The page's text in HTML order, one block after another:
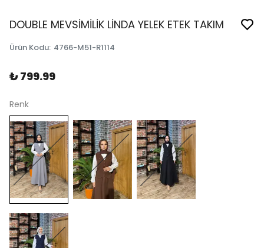
DOUBLE MEVSİMİLİK LİNDA YELEK ETEK TAKIM
Ürün Kodu: 4766-M51-R1114
₺ 799.99
Renk